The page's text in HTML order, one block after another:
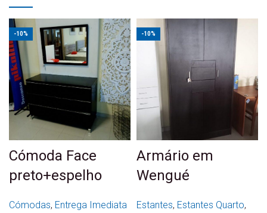
-10%
Cómoda Face
preto+espelho
Cómodas, Entrega Imediata
-10%
Armário em
Wengué
Estantes, Estantes Quarto,